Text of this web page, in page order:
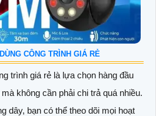
CÔNG TRÌNH GIÁ RẺ
trình giá rẻ là lựa chọn hàng đầu
không cần phải chi trả quá nhiều.
dây, bạn có thể theo dõi mọi hoạt